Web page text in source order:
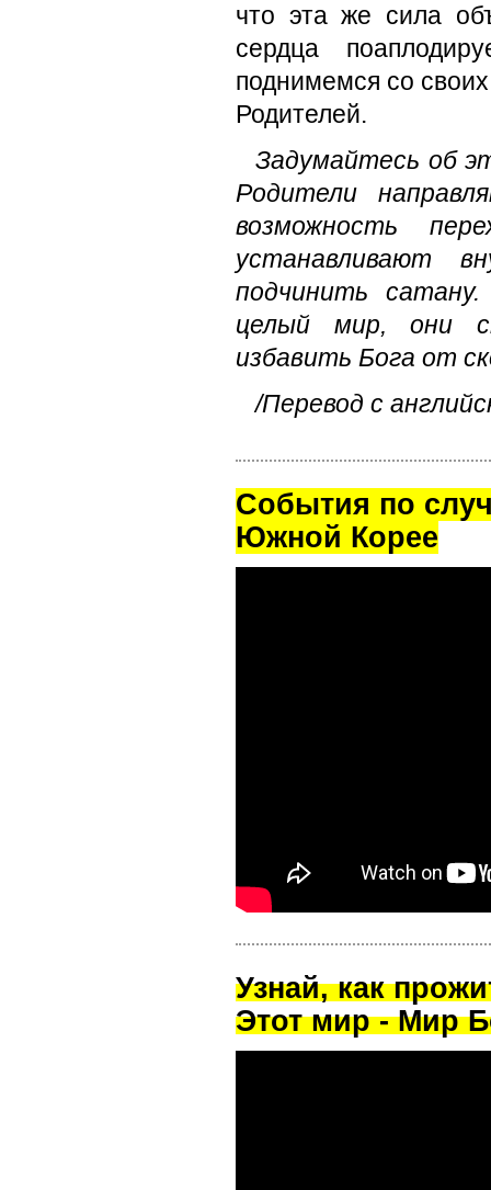
что эта же сила
сердца
поднимемся со
Родителей.
Задумайтесь об
Родители
возможность
устанавливают
подчинить
целый мир, они
избавить Бога от
/Перевод с
Cобытия по
Южной Корее
Узнай, как
Этот мир - Мир